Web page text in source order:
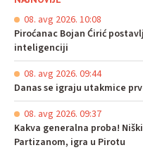
08. avg 2026. 10:08
Piroćanac Bojan Ćirić
inteligenciji
08. avg 2026. 09:44
Danas se igraju utakmice
08. avg 2026. 09:37
Kakva generalna proba!
Partizanom, igra u Pirotu